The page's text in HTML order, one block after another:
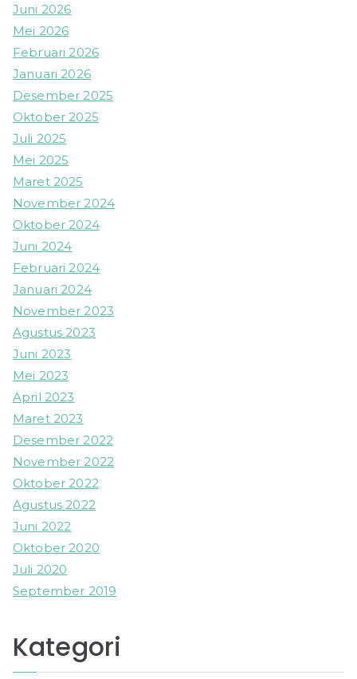
Juni 2026
Mei 2026
Februari 2026
Januari 2026
Desember 2025
Oktober 2025
Juli 2025
Mei 2025
Maret 2025
November 2024
Oktober 2024
Juni 2024
Februari 2024
Januari 2024
November 2023
Agustus 2023
Juni 2023
Mei 2023
April 2023
Maret 2023
Desember 2022
November 2022
Oktober 2022
Agustus 2022
Juni 2022
Oktober 2020
Juli 2020
September 2019
Kategori